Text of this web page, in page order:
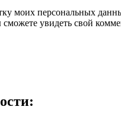
моих персональных
увидеть свой